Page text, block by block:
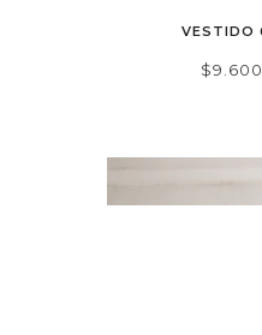
VESTIDO
$9.600